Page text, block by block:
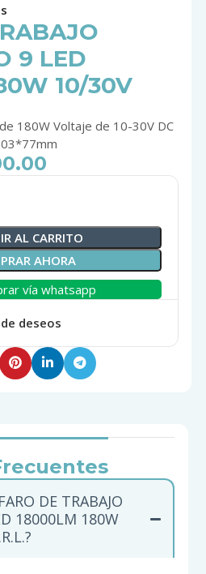
9 LED
10/30V
180W Voltaje de 10-30V DC
AL CARRITO
AHORA
vía whatsapp
deseos
DE TRABAJO
18000LM 180W